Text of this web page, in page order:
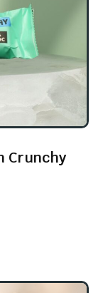
Crunchy